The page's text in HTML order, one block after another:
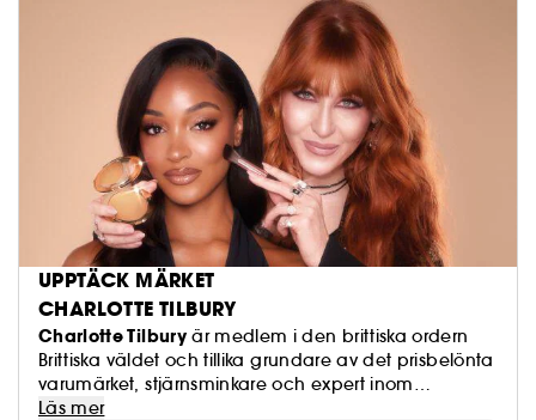
UPPTÄCK MÄRKET
CHARLOTTE TILBURY
Charlotte Tilburyär medlem i den brittiska ordern
Brittiska väldet och tillika grundare av det prisbelönta
varumärket, stjärnsminkare och expert inom
ansiktsvård och skapare av innovativa parfymer!
Läs mer